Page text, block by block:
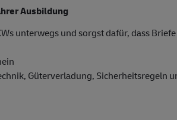
Ausbildung
unterwegs und sorgst dafür, dass
Güterverladung, Sicherheitsregeln